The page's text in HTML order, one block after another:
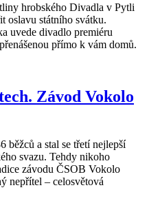
hrobského Divadla v Pytli
oslavu státního svátku.
uvede divadlo premiéru
přímo k vám domů.
Závod Vokolo
a stal se třetí nejlepší
svazu. Tehdy nikoho
závodu ČSOB Vokolo
nepřítel – celosvětová